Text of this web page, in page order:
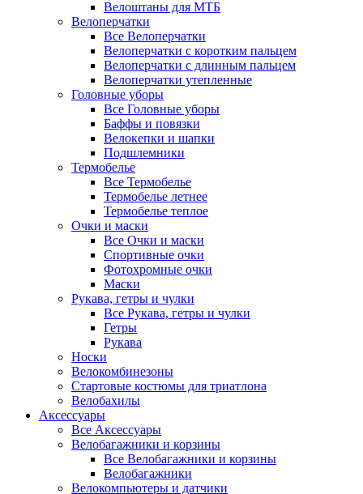
Велоштаны для МТБ
Велоперчатки
Все Велоперчатки
Велоперчатки с коротким пальцем
Велоперчатки с длинным пальцем
Велоперчатки утепленные
Головные уборы
Все Головные уборы
Баффы и повязки
Велокепки и шапки
Подшлемники
Термобелье
Все Термобелье
Термобелье летнее
Термобелье теплое
Очки и маски
Все Очки и маски
Спортивные очки
Фотохромные очки
Маски
Рукава, гетры и чулки
Все Рукава, гетры и чулки
Гетры
Рукава
Носки
Велокомбинезоны
Стартовые костюмы для триатлона
Велобахилы
Аксессуары
Все Аксессуары
Велобагажники и корзины
Все Велобагажники и корзины
Велобагажники
Велокомпьютеры и датчики